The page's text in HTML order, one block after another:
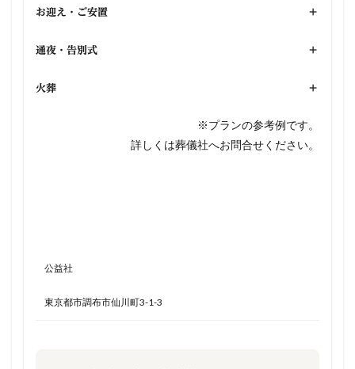
お迎え・ご安置 +
通夜・告別式 +
火葬 +
※プランの参考例です。
詳しくは葬儀社へお問合せください。
公益社
東京都市調布市仙川町3-1-3